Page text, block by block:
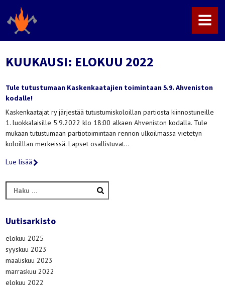
MENU
KUUKAUSI: ELOKUU 2022
Tule tutustumaan Kaskenkaatajien toimintaan 5.9. Ahveniston
kodalle!
Kaskenkaatajat ry järjestää tutustumiskoloillan partiosta kiinnostuneille
1. luokkalaisille 5.9.2022 klo 18:00 alkaen Ahveniston kodalla. Tule
mukaan tutustumaan partiotoimintaan rennon ulkoilmassa vietetyn
koloilllan merkeissä. Lapset osallistuvat…
Lue lisää
Haku:
Uutisarkisto
elokuu 2025
syyskuu 2023
maaliskuu 2023
marraskuu 2022
elokuu 2022